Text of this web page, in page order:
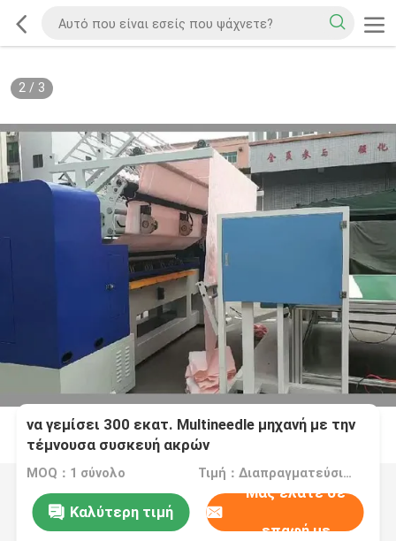
2/ 3
να γεμίσει 300 εκατ. Multineedle μηχανή με την
τέμνουσα συσκευή ακρών
MOQ：1 σύνολο Τιμή：Διαπραγματεύσιμα
Καλύτερη τιμή
Μας ελάτε σε
επαφή με